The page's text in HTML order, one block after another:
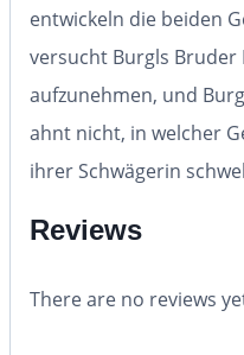
entwickeln die beiden
versucht Burgls Bruder
aufzunehmen, und
ahnt nicht, in welcher
ihrer Schwägerin
Reviews
There are no reviews